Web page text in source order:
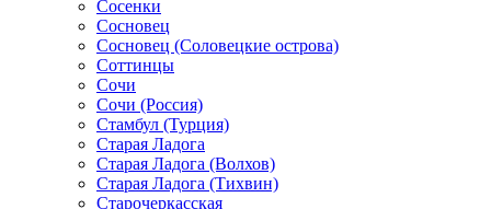
Сосенки
Сосновец
Сосновец (Соловецкие острова)
Соттинцы
Сочи
Сочи (Россия)
Стамбул (Турция)
Старая Ладога
Старая Ладога (Волхов)
Старая Ладога (Тихвин)
Старочеркасская